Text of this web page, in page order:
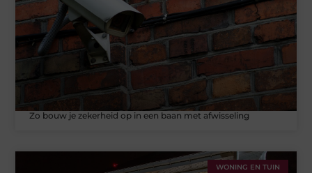
Zo bouw je zekerheid op in een baan met afwisseling
WONING EN TUIN